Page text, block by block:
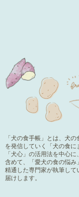
「犬の食手帳」とは、犬
を発信していく「犬の食
「犬心」の活用法を中心
含めて、「愛犬の食の悩
精通した専門家が執筆し
届けします。